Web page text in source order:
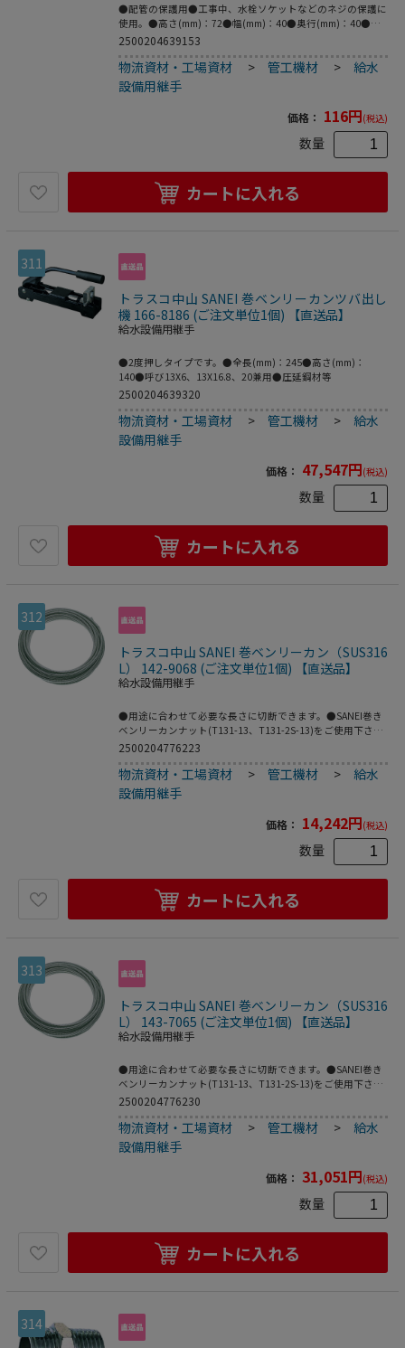
●配管の保護用●工事中、水栓ソケットなどのネジの保護に
使用。●高さ(mm)：72●幅(mm)：40●奥行(mm)：40●呼
び径：R1/2●呼び25配管用。●ポリプロピレン
2500204639153
物流資材・工場資材 >管工機材 > 給水
設備用継手
価格： 116円(税込)
数量
カートに入れる
311
トラスコ中山 SANEI 巻ベンリーカンツバ出し
機 166-8186 (ご注文単位1個) 【直送品】
給水設備用継手
●2度押しタイプです。●全長(mm)：245●高さ(mm)：
140●呼び13X6、13X16.8、20兼用●圧延鋼材等
2500204639320
物流資材・工場資材 >管工機材 > 給水
設備用継手
価格： 47,547円(税込)
数量
カートに入れる
312
トラスコ中山 SANEI 巻ベンリーカン（SUS316
L） 142-9068 (ご注文単位1個) 【直送品】
給水設備用継手
●用途に合わせて必要な長さに切断できます。●SANEI巻き
ベンリーカンナット(T131-13、T131-2S-13)をご使用下さ
い。●給水、給湯の簡単な仮設工事などに最適です。●長さ
の部品と接続しないで下さい。●漏水で家財などをぬらす財
産損害発生の恐れがあります。
2500204776223
物流資材・工場資材 >管工機材 > 給水
設備用継手
価格： 14,242円(税込)
数量
カートに入れる
313
トラスコ中山 SANEI 巻ベンリーカン（SUS316
L） 143-7065 (ご注文単位1個) 【直送品】
給水設備用継手
●用途に合わせて必要な長さに切断できます。●SANEI巻き
ベンリーカンナット(T131-13、T131-2S-13)をご使用下さ
い。●給水、給湯の簡単な仮設工事などに最適です。●長さ
の部品と接続しないで下さい。●漏水で家財などをぬらす財
産損害発生の恐れがあります。
2500204776230
物流資材・工場資材 >管工機材 > 給水
設備用継手
価格： 31,051円(税込)
数量
カートに入れる
314